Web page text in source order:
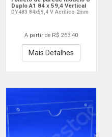
Duplo A1 84 x 59,4 Vertical
DY483 84x59,4 V Acrilico 2mm
A partir de R$ 263,40
Mais Detalhes